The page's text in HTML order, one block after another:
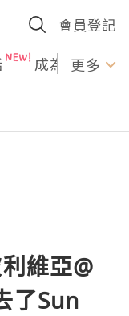
會員登記
成為U更多
維亞@
了Sun